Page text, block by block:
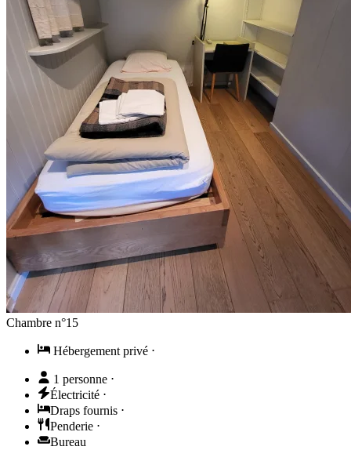
Chambre n°15
Hébergement privé ⋅
1 personne ⋅
Électricité ⋅
Draps fournis ⋅
Penderie ⋅
Bureau